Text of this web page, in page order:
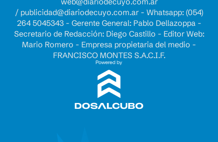
/ publicidad@diariodecuyo.com.ar- Whatsapp: (054)
264 5045343 - Gerente General: Pablo Dellazoppa -
Secretario de Redacción: Diego Castillo - Editor Web:
Mario Romero - Empresa propietaria del medio -
FRANCISCO MONTES S.A.C.I.F.